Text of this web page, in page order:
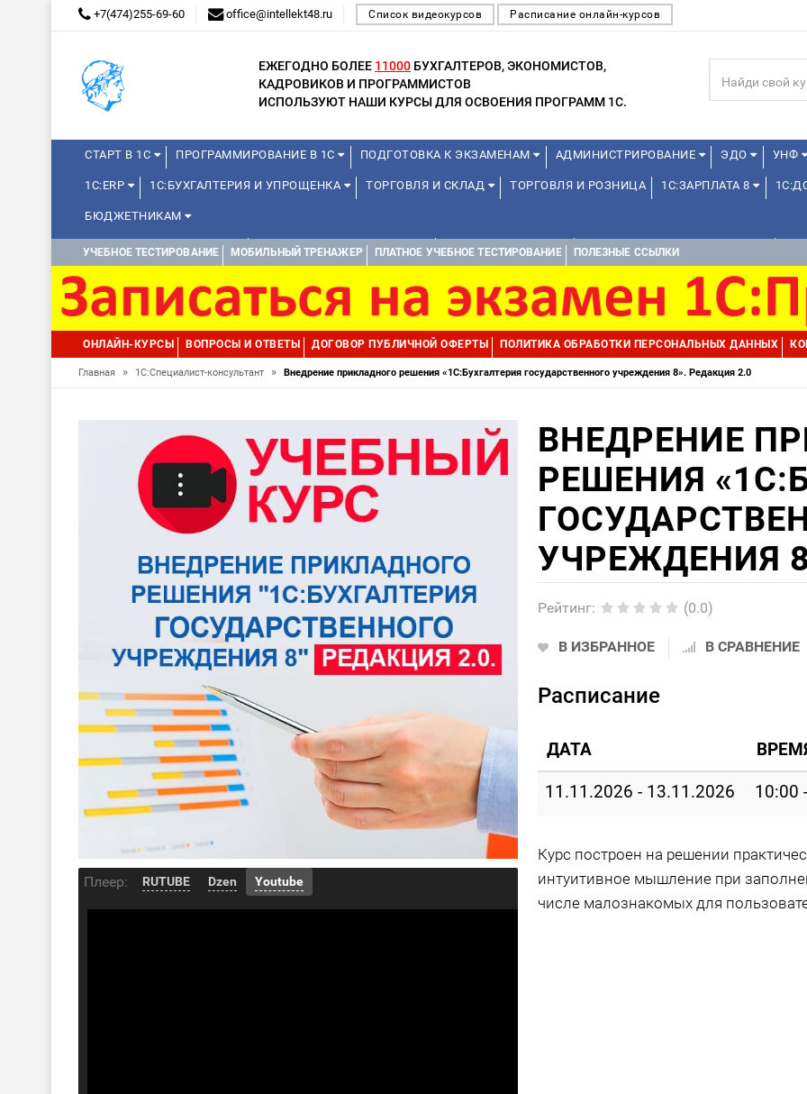
+7(474)255-69-60 office@intellekt48.ru Список видеокурсов Расписание онлайн-курсов
ЕЖЕГОДНО БОЛЕЕ 11000 БУХГАЛТЕРОВ, ЭКОНОМИСТОВ,
КАДРОВИКОВ И ПРОГРАММИСТОВ
ИСПОЛЬЗУЮТ НАШИ КУРСЫ ДЛЯ ОСВОЕНИЯ ПРОГРАММ 1С.
СТАРТ В 1С ПРОГРАММИРОВАНИЕ В 1С ПОДГОТОВКА К ЭКЗАМЕНАМ АДМИНИСТРИРОВАНИЕ ЭДО УНФ
1С:ERP 1С:БУХГАЛТЕРИЯ И УПРОЩЕНКА ТОРГОВЛЯ И СКЛАД ТОРГОВЛЯ И РОЗНИЦА 1С:ЗАРПЛАТА 8
БЮДЖЕТНИКАМ
КУРСЫ ДЛЯ ШКОЛЬНИКОВ ДИСТАНЦИОННАЯ ШКОЛА 1С ДЛЯ ШКОЛЬНИКОВ 1С:УПРАВЛЕНИЕ ХОЛДИНГОМ
1С:МЕДИЦИНА
УЧЕБНОЕ ТЕСТИРОВАНИЕ МОБИЛЬНЫЙ ТРЕНАЖЕР ПЛАТНОЕ УЧЕБНОЕ ТЕСТИРОВАНИЕ ПОЛЕЗНЫЕ ССЫЛКИ
ОНЛАЙН-КУРСЫ ВОПРОСЫ И ОТВЕТЫ ДОГОВОР ПУБЛИЧНОЙ ОФЕРТЫ ПОЛИТИКА ОБРАБОТКИ ПЕРСОНАЛЬНЫХ ДАННЫХ
Главная » 1С:Специалист-консультант » Внедрение прикладного решения «1С:Бухгалтерия государственного учреждения 8». Редакция 2.0
Плеер: RUTUBE Dzen Youtube
ВНЕДРЕНИЕ
РЕШЕНИЯ
УЧРЕЖДЕНИЯ
Рейтинг: (0.0)
В ИЗБРАННОЕ В СРАВНЕНИЕ
Расписание
ДАТА
11.11.2026 - 13.11.2026 10:00
Курс построен на решении
интуитивное мышление при
числе малознакомых для